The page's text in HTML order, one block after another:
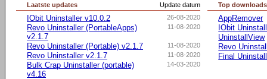
Update datum
Laatste updates
26-08-2020
IObit Uninstaller v10.0.2
11-08-2020
Revo Uninstaller (PortableApps)
v2.1.7
11-08-2020
Revo Uninstaller (Portable) v2.1.7
11-08-2020
Revo Uninstaller v2.1.7
14-03-2020
Bulk Crap Uninstaller (portable)
v4.16
Top downloads
AppRemover
IObit
UninstallView
Revo
Final